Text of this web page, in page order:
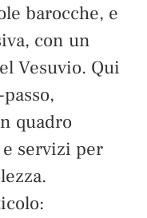
barocche, e
con un
Vesuvio. Qui
quadro
servizi per